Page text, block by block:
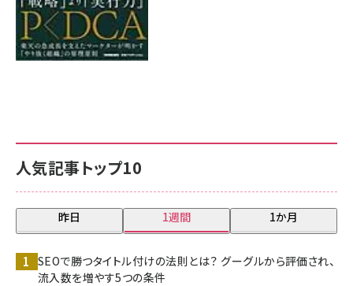
人気記事トップ10
昨日 1週間 1か月
SEOで勝つタイトル付けの法則とは？ グーグルから評価され、
流入数を増やす5つの条件